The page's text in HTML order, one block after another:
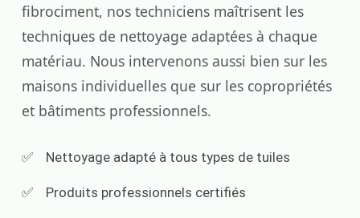
fibrociment, nos techniciens maîtrisent les
techniques de nettoyage adaptées à chaque
matériau. Nous intervenons aussi bien sur les
maisons individuelles que sur les copropriétés
et bâtiments professionnels.
Nettoyage adapté à tous types de tuiles
Produits professionnels certifiés